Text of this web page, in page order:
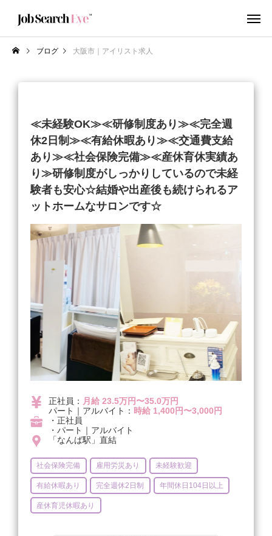
ブログ 大阪市｜アイリスト求人
≪未経験OK≫≪研修制度あり≫≪完全週
休2日制≫≪有給休暇あり≫≪交通費支給
あり≫≪社会保険完備≫≪産休育休実績あ
り≫研修制度がしっかりしているので未経
験者も安心☆結婚や出産後も続けられるア
ットホームなサロンです☆
正社員： 月給 23.5万円〜35.0万円
パート｜アルバイト： 時給 1,400円〜3,000円
・正社員
・パート｜アルバイト
「なんば駅」直結
社会保険完備 雇用労災あり 未経験歓迎
有給休暇あり 完全週休2日制 年間休日104日以上
産休育児休暇あり